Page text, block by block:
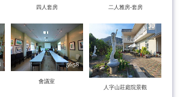
四人套房 二人雅房-套房
會議室
人字山莊庭院景觀